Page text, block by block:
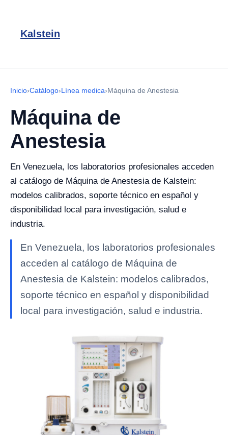
Kalstein
Inicio›Catálogo›Línea medica›Máquina de Anestesia
Máquina de
Anestesia
En Venezuela, los laboratorios profesionales acceden
al catálogo de Máquina de Anestesia de Kalstein:
modelos calibrados, soporte técnico en español y
disponibilidad local para investigación, salud e
industria.
En Venezuela, los laboratorios profesionales
acceden al catálogo de Máquina de
Anestesia de Kalstein: modelos calibrados,
soporte técnico en español y disponibilidad
local para investigación, salud e industria.